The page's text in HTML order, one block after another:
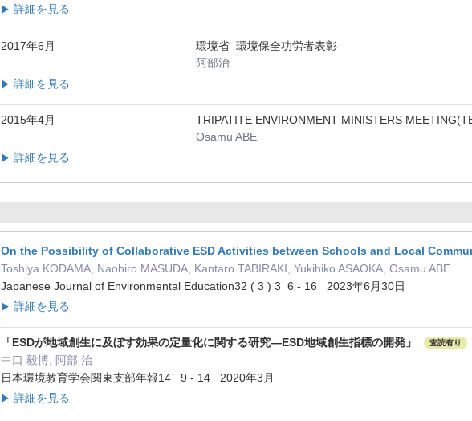
▶ 詳細を見る
2017年6月
環境省 環境保全功労者表彰
阿部治
▶ 詳細を見る
2015年4月
TRIPATITE ENVIRONMENT MINISTERS
Osamu ABE
▶ 詳細を見る
On the Possibility of Collaborative ESD Activities between Schools and Local
Toshiya KODAMA, Naohiro MASUDA, Kantaro TABIRAKI, Yukihiko ASAOKA, Osamu ABE
Japanese Journal of Environmental Education32 ( 3 ) 3_6 - 16 2023年6月30日
▶ 詳細を見る
「ESDが地域創生に及ぼす効果の定量化に関する研究—ESD地域創生指標の開発」 査読有り
中口 毅博, 阿部 治
日本環境教育学会関東支部年報14 9 - 14 2020年3月
▶ 詳細を見る